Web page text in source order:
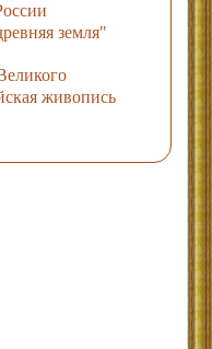
земля"
живопись